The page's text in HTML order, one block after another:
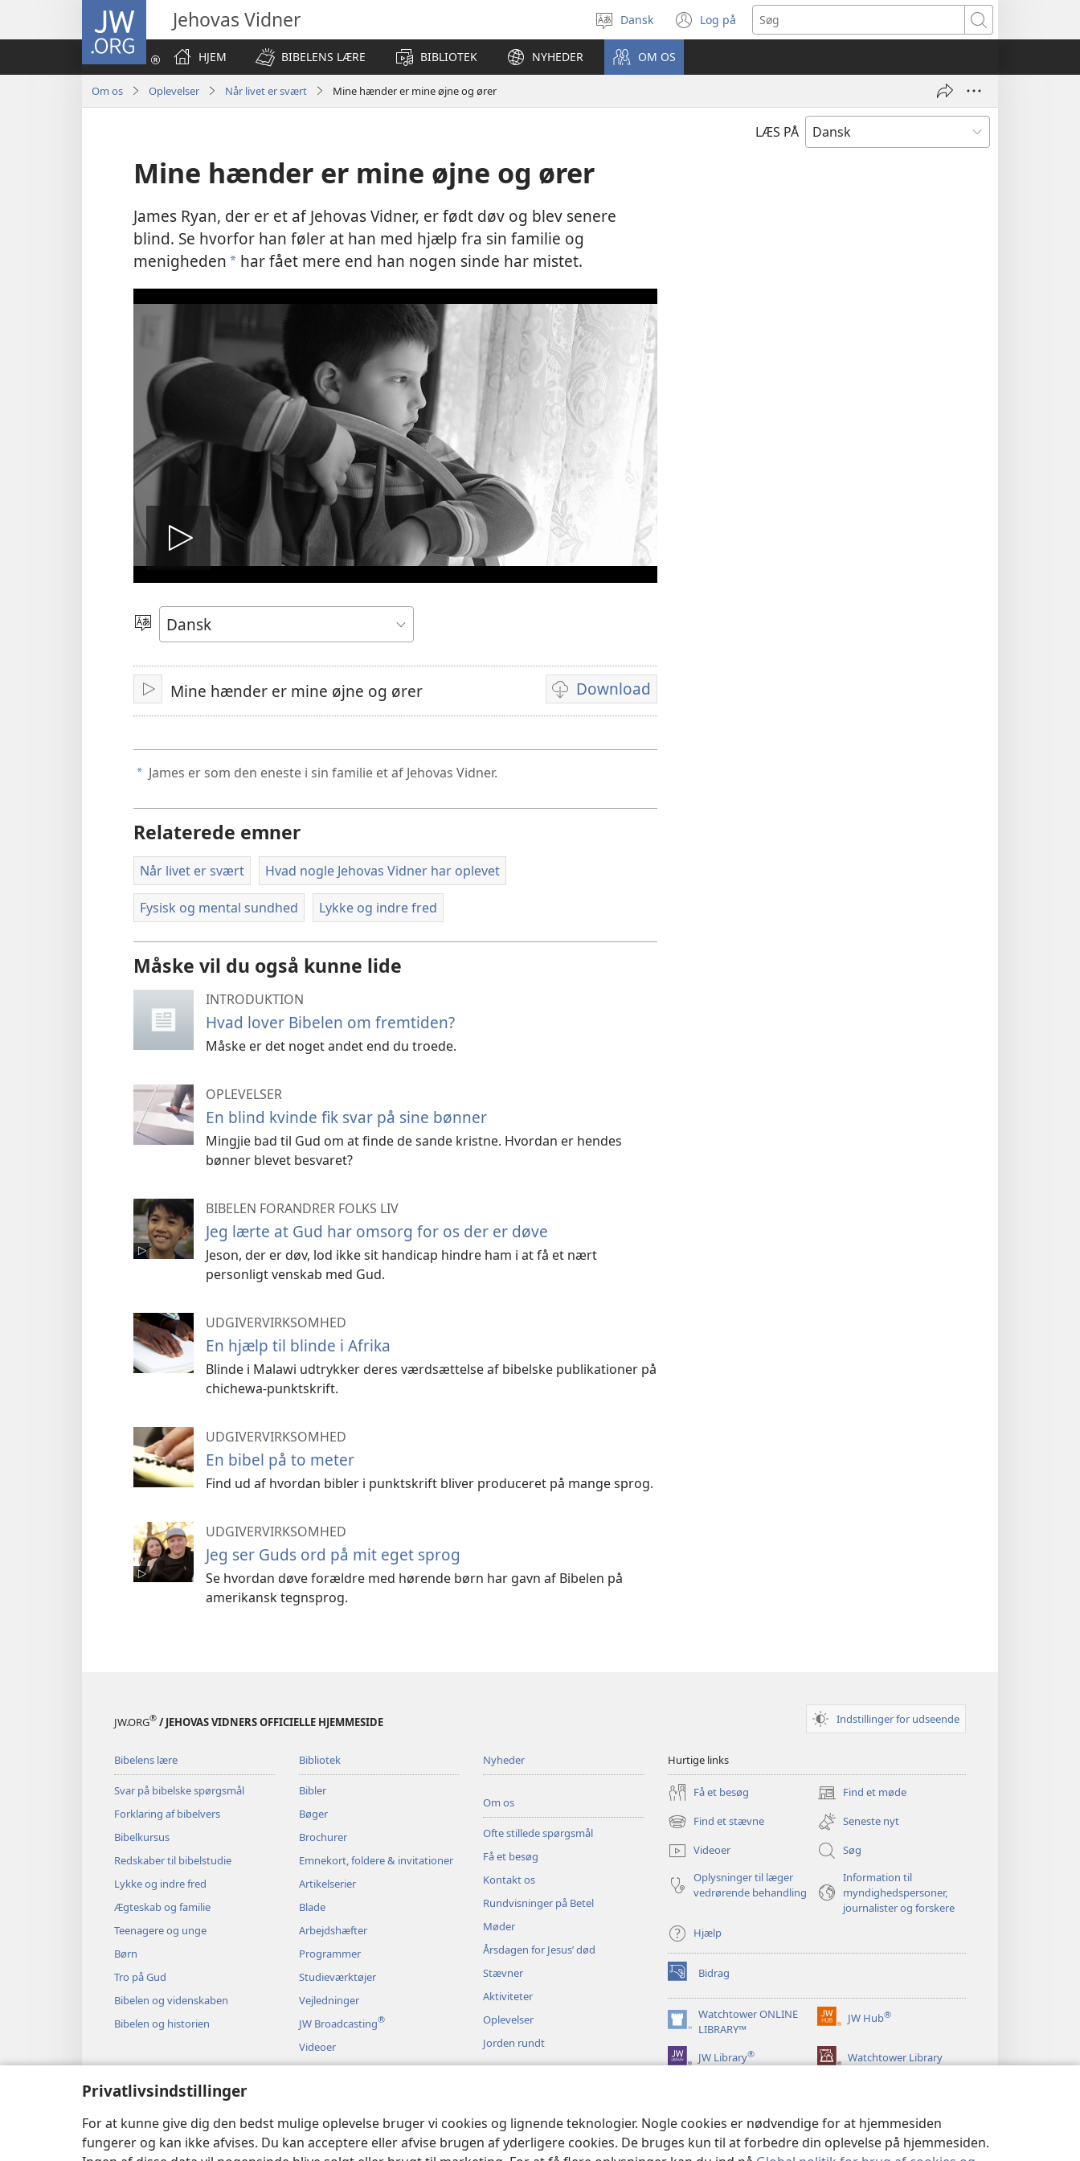
Privatlivsindstillinger
For at kunne give dig den bedst mulige oplevelse bruger vi cookies og lignende teknologier. Nogle cookies er nødvendige for at hjemmesiden
fungerer og kan ikke afvises. Du kan acceptere eller afvise brugen af yderligere cookies. De bruges kun til at forbedre din oplevelse på hjemmesiden.
JW.ORG Jehovas Vidner
Vælg
sprog
Dansk Log på
(åbner
nyt
Søg
HJEM
BIBELENS LÆRE BIBLIOTEK NYHEDER OM OS
Om os Oplevelser Når livet er svært Mine hænder er mine øjne og ører
LÆS PÅ
Mine hænder er mine øjne og ører
James Ryan, der er et af Jehovas Vidner, er født døv og blev senere
blind. Se hvorfor han føler at han med hjælp fra sin familie og
menigheden a har fået mere end han nogen sinde har mistet.
Afspil
video
Vælg
sprog
AfspilMine hænder er mine øjne og ører Download
Indstillinger
for
download
a James er som den eneste i sin familie et af Jehovas Vidner.
Relaterede emner
Når livet er svært Hvad nogle Jehovas Vidner har oplevet
Fysisk og mental sundhed Lykke og indre fred
Måske vil du også kunne lide
INTRODUKTION
Hvad lover Bibelen om fremtiden?
Måske er det noget andet end du troede.
OPLEVELSER
En blind kvinde fik svar på sine bønner
Mingjie bad til Gud om at finde de sande kristne. Hvordan er hendes
bønner blevet besvaret?
BIBELEN FORANDRER FOLKS LIV
Jeg lærte at Gud har omsorg for os der er døve
Jeson, der er døv, lod ikke sit handicap hindre ham i at få et nært
personligt venskab med Gud.
UDGIVERVIRKSOMHED
En hjælp til blinde i Afrika
Blinde i Malawi udtrykker deres værdsættelse af bibelske publikationer på
chichewa-punktskrift.
UDGIVERVIRKSOMHED
En bibel på to meter
Find ud af hvordan bibler i punktskrift bliver produceret på mange sprog.
UDGIVERVIRKSOMHED
Jeg ser Guds ord på mit eget sprog
Se hvordan døve forældre med hørende børn har gavn af Bibelen på
amerikansk tegnsprog.
JW.ORG® / JEHOVAS VIDNERS OFFICIELLE HJEMMESIDE Indstillinger for udseende
Bibelens lære
Svar på bibelske spørgsmål
Forklaring af bibelvers
Bibelkursus
Redskaber til bibelstudie
Lykke og indre fred
Ægteskab og familie
Teenagere og unge
Børn
Tro på Gud
Bibelen og videnskaben
Bibelen og historien
Bibliotek
Bibler
Bøger
Brochurer
Emnekort, foldere & invitationer
Artikelserier
Blade
Arbejdshæfter
Programmer
Studieværktøjer
Vejledninger
JW Broadcasting®
Videoer
Musik
Dramatiseret bibeloplæsning
Nyheder
Om os
Ofte stillede spørgsmål
Få et besøg
Kontakt os
Rundvisninger på Betel
Møder
Årsdagen for Jesus’ død
Stævner
Aktiviteter
Oplevelser
Jorden rundt
Hurtige links
Få et besøg Find et møde
(åbner
nyt
vindue)
Find et stævne
(åbner
nyt
vindue)
Seneste nyt
Videoer
Søg
Oplysninger til læger
vedrørende behandling
Information til
myndighedspersoner,
journalister og forskere
Hjælp
Bidrag
(åbner
nyt
vindue)Watchtower ONLINE
LIBRARY™
(åbner
nyt
vindue)
JW Hub®
(åbner
vindue)
JW Library® Watchtower Library